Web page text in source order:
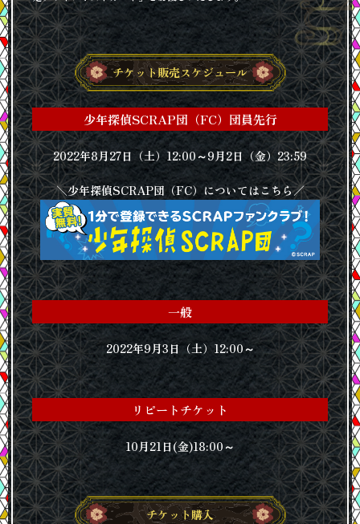
チケット販売スケジュール
少年探偵SCRAP団（FC）団員先行
2022年8月27日（土）12:00～9月2日（金）23:59
＼少年探偵SCRAP団（FC）についてはこちら／
一般
2022年9月3日（土）12:00～
リピートチケット
10月21日(金)18:00～
チケット購入